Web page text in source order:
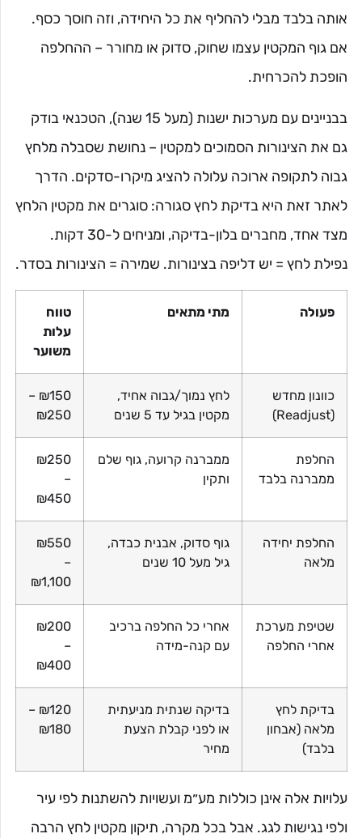
אותה בלבד מבלי להחליף את כל היחידה, וזה חוסך כסף.
אם גוף המקטין עצמו שחוק, סדוק או מחורר – ההחלפה
הופכת להכרחית.
בבניינים עם מערכות ישנות (מעל 15 שנה), הטכנאי בודק
גם את הצינורות הסמוכים למקטין – נחושת שסבלה מלחץ
גבוה לתקופה ארוכה עלולה להציג מיקרו-סדקים. הדרך
לאתר זאת היא בדיקת לחץ סגורה: סוגרים את מקטין הלחץ
מצד אחד, מחברים בלון-בדיקה, ומניחים ל-30 דקות.
נפילת לחץ = יש דליפה בצינורות. שמירה = הצינורות בסדר.
פעולה מתי מתאים
טווח
עלות
משוער
כוונון מחדש
(Readjust)
לחץ נמוך/גבוה אחיד,
מקטין בגיל עד 5 שנים
₪150 –
₪250
החלפת
ממברנה בלבד
ממברנה קרועה, גוף שלם
ותקין
₪250
–
₪450
החלפת יחידה
מלאה
גוף סדוק, אבנית כבדה,
גיל מעל 10 שנים
₪550
–
₪1,100
שטיפת מערכת
אחרי החלפה
אחרי כל החלפה ברכיב
עם קנה-מידה
₪200
–
₪400
בדיקת לחץ
מלאה (אבחון
בלבד)
בדיקה שנתית מניעתית
או לפני קבלת הצעת
מחיר
₪120 –
₪180
עלויות אלה אינן כוללות מע״מ ועשויות להשתנות לפי עיר
ולפי נגישות לגג. אבל בכל מקרה, תיקון מקטין לחץ הרבה